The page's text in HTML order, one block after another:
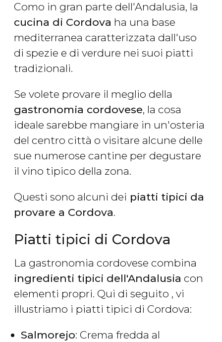
Como in gran parte dell'Andalusia, la
cucina di Cordova ha una base
mediterranea caratterizzata dall'uso
di spezie e di verdure nei suoi piatti
tradizionali.
Se volete provare il meglio della
gastronomia cordovese, la cosa
ideale sarebbe mangiare in un'osteria
del centro città o visitare alcune delle
sue numerose cantine per degustare
il vino tipico della zona.
Questi sono alcuni dei piatti tipici da
provare a Cordova.
Piatti tipici di Cordova
La gastronomia cordovese combina
ingredienti tipici dell'Andalusia con
elementi propri. Qui di seguito , vi
illustriamo i piatti tipici di Cordova:
Salmorejo: Crema fredda al